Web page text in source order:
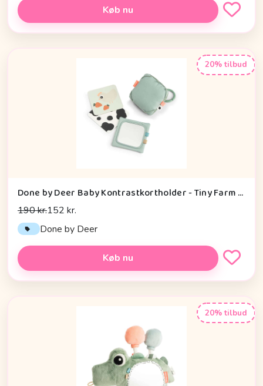
Køb nu
20% tilbud
Done by Deer Baby Kontrastkortholder - Tiny Farm - Grøn
190 kr.152 kr.
Done by Deer
Køb nu
20% tilbud